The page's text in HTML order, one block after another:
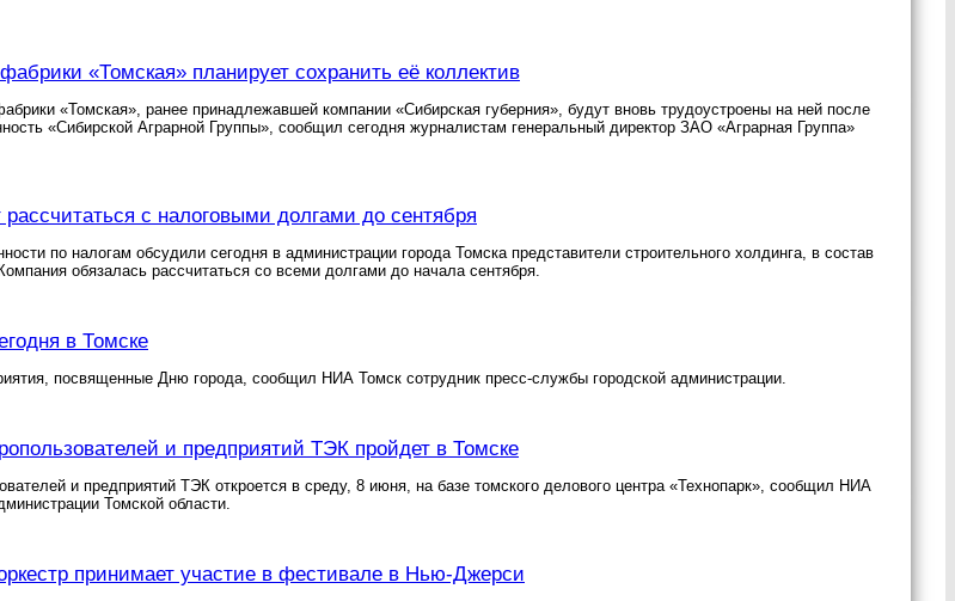
«Томская» планирует сохранить её коллектив
«Томская», ранее принадлежавшей компании «Сибирская губерния», будут вновь трудоустроены на ней после
«Сибирской Аграрной Группы», сообщил сегодня журналистам генеральный директор ЗАО «Аграрная Группа»
с налоговыми долгами до сентября
по налогам обсудили сегодня в администрации города Томска представители строительного холдинга, в состав
обязалась рассчитаться со всеми долгами до начала сентября.
в Томске
посвященные Дню города, сообщил НИА Томск сотрудник пресс-службы городской администрации.
и предприятий ТЭК пройдет в Томске
и предприятий ТЭК откроется в среду, 8 июня, на базе томского делового центра «Технопарк», сообщил НИА
Томской области.
принимает участие в фестивале в Нью-Джерси